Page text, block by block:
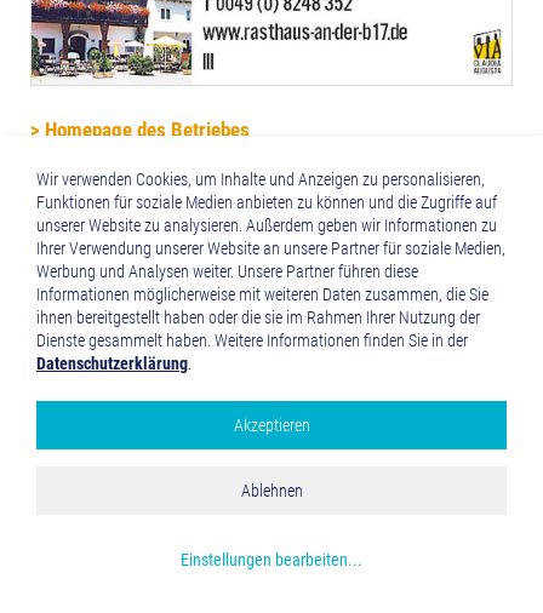
> Homepage des Betriebes
Google Analytics
Wir verwenden Cookies, um Inhalte und Anzeigen zu personalisieren,
Funktionen für soziale Medien anbieten zu können und die Zugriffe auf
unserer Website zu analysieren. Außerdem geben wir Informationen zu
Ihrer Verwendung unserer Website an unsere Partner für soziale Medien,
Werbung und Analysen weiter. Unsere Partner führen diese
Informationen möglicherweise mit weiteren Daten zusammen, die Sie
ihnen bereitgestellt haben oder die sie im Rahmen Ihrer Nutzung der
Dienste gesammelt haben. Weitere Informationen finden Sie in der
Datenschutzerklärung
Einstellungen bearbeiten...
Ablehnen
Akzeptieren